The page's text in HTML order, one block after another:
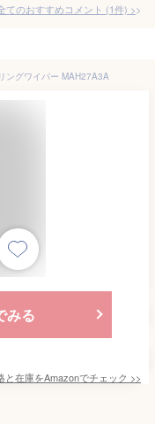
てのおすすめコメント (1件) >
ングワイパー MAH27A3A
みる
と在庫をAmazonでチェック >>